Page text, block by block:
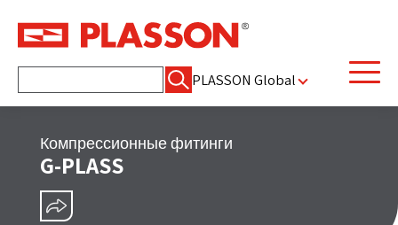
PLASSON Global
Компрессионные фитинги
G-PLASS